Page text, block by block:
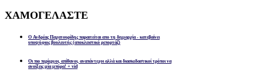
ΧΑΜΟΓΕΛΑΣΤΕ
Ο Ανδρέας Παχατουρίδης παραιτείται απο τη δημαρχία - κατεβαίνει
υποψήφιος βουλευτής (αποκλειστικό ρεπορτάζ)
Οι πιο περίεργοι, απίθανοι, αναπάντεχοι αλλά και διασκεδαστικοί τρόποι να
ανοίξεις μία μπύρα! + vid